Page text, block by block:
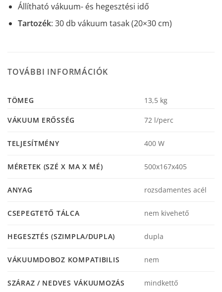
Állítható vákuum- és hegesztési idő
Tartozék: 30 db vákuum tasak (20×30 cm)
TOVÁBBI INFORMÁCIÓK
TÖMEG 13,5 kg
VÁKUUM ERŐSSÉG 72 l/perc
TELJESÍTMÉNY 400 W
MÉRETEK (SZÉ X MA X MÉ) 500x167x405
ANYAG rozsdamentes acél
CSEPEGTETŐ TÁLCA nem kivehető
HEGESZTÉS (SZIMPLA/DUPLA) dupla
VÁKUUMDOBOZ KOMPATIBILIS nem
SZÁRAZ / NEDVES VÁKUUMOZÁS mindkettő